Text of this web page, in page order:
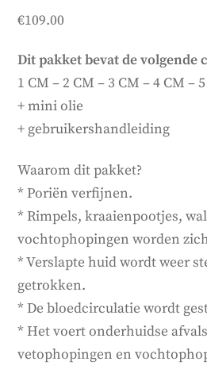
€109.00
Dit pakket bevat de volgende
1 CM – 2 CM – 3 CM – 4 CM –
+ mini olie
+ gebruikershandleiding
Waarom dit pakket?
* Poriën verfijnen.
* Rimpels, kraaienpootjes,
vochtophopingen worden
* Verslapte huid wordt weer
getrokken.
* De bloedcirculatie wordt
* Het voert onderhuidse
vetophopingen en